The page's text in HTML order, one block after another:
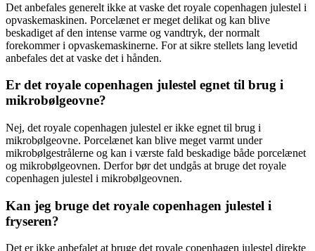
Det anbefales generelt ikke at vaske det royale copenhagen julestel i
opvaskemaskinen. Porcelænet er meget delikat og kan blive
beskadiget af den intense varme og vandtryk, der normalt
forekommer i opvaskemaskinerne. For at sikre stellets lang levetid
anbefales det at vaske det i hånden.
Er det royale copenhagen julestel egnet til brug i
mikrobølgeovne?
Nej, det royale copenhagen julestel er ikke egnet til brug i
mikrobølgeovne. Porcelænet kan blive meget varmt under
mikrobølgestrålerne og kan i værste fald beskadige både porcelænet
og mikrobølgeovnen. Derfor bør det undgås at bruge det royale
copenhagen julestel i mikrobølgeovnen.
Kan jeg bruge det royale copenhagen julestel i
fryseren?
Det er ikke anbefalet at bruge det royale copenhagen julestel direkte